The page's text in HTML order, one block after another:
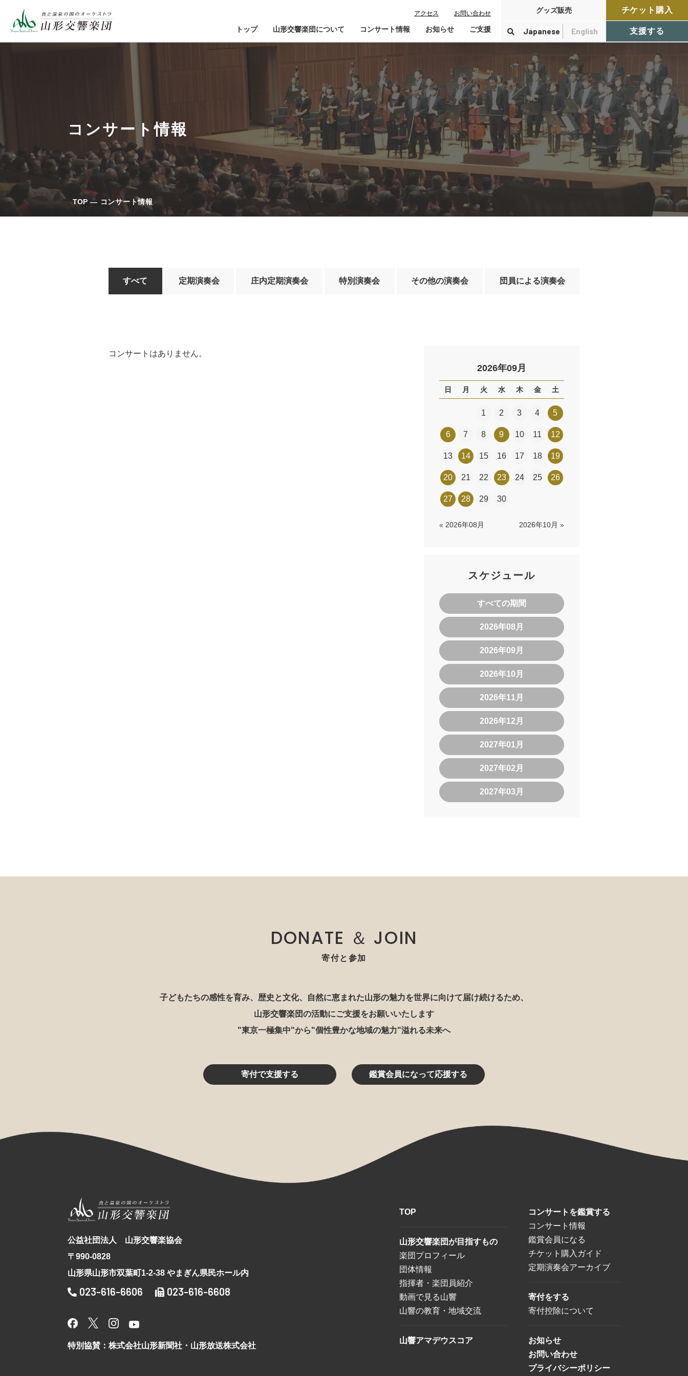
アクセス お問い合わせ
トップ 山形交響楽団について
山響が目指すもの
指揮者・楽団員紹介
山響アマデウスコア
山響の教育・地域交流
動画で見る山響
団体情報
コンサート情報
チケット購入ガイド
鑑賞会員入会
定期演奏会アーカイブ
お知らせ ご支援
寄付控除について
グッズ販売
Japanese English
チケット購入
支援する
コンサート情報
TOP コンサート情報
すべて 定期演奏会 庄内定期演奏会 特別演奏会 その他の演奏会 団員による演奏会
コンサートはありません。
2026年09月
日 月 火 水 木 金 土
1 2 3 4 5
6 7 8 9 10 11 12
13 14 15 16 17 18 19
20 21 22 23 24 25 26
27 28 29 30
« 2026年08月 2026年10月 »
スケジュール
すべての期間
2026年08月
2026年09月
2026年10月
2026年11月
2026年12月
2027年01月
2027年02月
2027年03月
DONATE ＆ JOIN
寄付と参加
子どもたちの感性を育み、歴史と文化、自然に恵まれた山形の魅力を世界に向けて届け続けるため、
山形交響楽団の活動にご支援をお願いいたします
"東京一極集中"から"個性豊かな地域の魅力"溢れる未来へ
寄付で支援する 鑑賞会員になって応援する
公益社団法人 山形交響楽協会
〒990-0828
山形県山形市双葉町1-2-38 やまぎん県民ホール内
023-616-6606 023-616-6608
特別協賛：株式会社山形新聞社・山形放送株式会社
TOP
山形交響楽団が目指すもの
楽団プロフィール
団体情報
指揮者・楽団員紹介
動画で見る山響
山響の教育・地域交流
山響アマデウスコア
コンサートを鑑賞する
コンサート情報
鑑賞会員になる
チケット購入ガイド
定期演奏会アーカイブ
寄付をする
寄付控除について
お知らせ
お問い合わせ
プライバシーポリシー